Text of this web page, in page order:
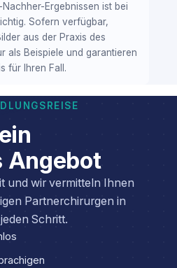
Ergebnissen ist bei
Sofern verfügbar,
aus der Praxis des
als Beispiele und garantieren
für Ihren Fall.
Angebot
und wir vermitteln Ihnen
Partnerchirurgen in
Schritt.